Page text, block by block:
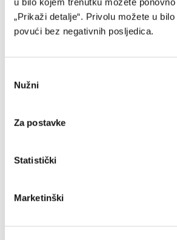
„Prikaži detalje“. Privolu možete u
povući bez negativnih posljedica.
Selection
Nužni
Za postavke
Statistički
Marketinški
WWIN 3X3 Basket liga stiže u Sarajevo
24/07/2026